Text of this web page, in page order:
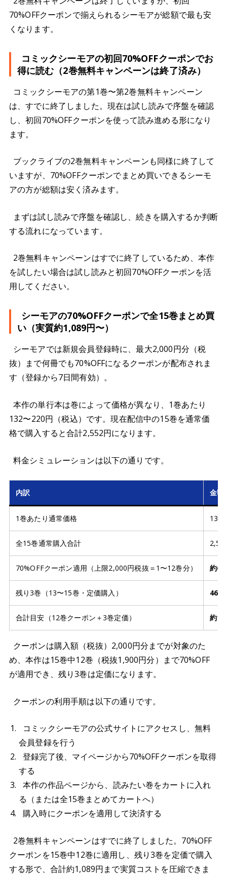
70%OFFクーポンで揃えられるシーモアが総額で最も安
くなります。
コミックシーモアの初回70%OFFクーポンでお
得に読む（2巻無料キャンペーンは終了済み）
コミックシーモアの第1巻〜第2巻無料キャンペーン
は、すでに終了しました。現在は試し読みで序盤を確認
し、初回70%OFFクーポンを使って読み進める形になり
ます。
ブックライブの2巻無料キャンペーンも同様に終了して
いますが、70%OFFクーポンでまとめ買いできるシーモ
アの方が総額は安く済みます。
まずは試し読みで序盤を確認し、続きを購入するか判断
する流れになっています。
2巻無料キャンペーンはすでに終了しているため、本作
を試したい場合は試し読みと初回70%OFFクーポンを活
用してください。
シーモアの70%OFFクーポンで全15巻まとめ買
い（実質約1,089円〜）
シーモアでは新規会員登録時に、最大2,000円分（税
抜）まで何冊でも70%OFFになるクーポンが配布されま
す（登録から7日間有効）。
本作の単行本は巻によって価格が異なり、1巻あたり
132〜220円（税込）です。現在配信中の15巻を通常価
格で購入すると合計2,552円になります。
料金シミュレーションは以下の通りです。
内訳 金額
1巻あたり通常価格 132
全15巻通常購入合計
70%OFFクーポン適用（上限2,000円税抜＝1〜12巻分） 約
残り3巻（13〜15巻・定価購入） 462
合計目安（12巻クーポン＋3巻定価） 約
クーポンは購入額（税抜）2,000円分までが対象のた
め、本作は15巻中12巻（税抜1,900円分）まで70%OFF
が適用でき、残り3巻は定価になります。
クーポンの利用手順は以下の通りです。
コミックシーモアの公式サイトにアクセスし、無料
会員登録を行う
登録完了後、マイページから70%OFFクーポンを取得
する
本作の作品ページから、読みたい巻をカートに入れ
る（または全15巻まとめてカートへ）
購入時にクーポンを適用して決済する
2巻無料キャンペーンはすでに終了しました。70%OFF
クーポンを15巻中12巻に適用し、残り3巻を定価で購入
する形で、合計約1,089円まで実質コストを圧縮できま